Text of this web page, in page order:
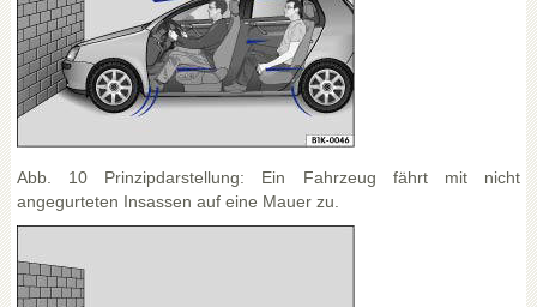
Abb. 10 Prinzipdarstellung: Ein Fahrzeug fährt mit nicht
angegurteten Insassen auf eine Mauer zu.